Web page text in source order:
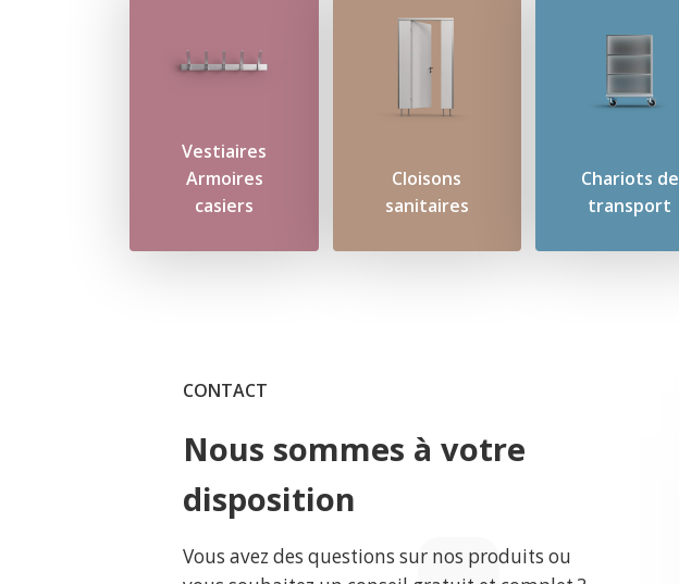
Vestiaires
Armoires
casiers
Cloisons
sanitaires
Chariots de
transport
CONTACT
Nous sommes à votre
disposition
Vous avez des questions sur nos produits ou